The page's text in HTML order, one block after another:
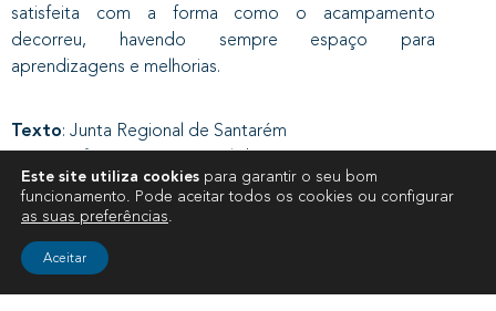
satisfeita com a forma como o acampamento
decorreu, havendo sempre espaço para
aprendizagens e melhorias.
Texto: Junta Regional de Santarém
Fotografias: Junta Regional de Santarém
Este site utiliza cookies para garantir o seu bom
funcionamento. Pode aceitar todos os cookies ou configurar
as suas preferências.
Aceitar